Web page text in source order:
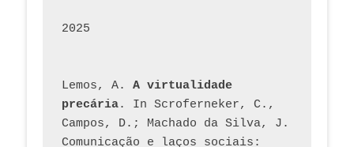
2025
Lemos, A. A virtualidade
precária. In Scroferneker, C.,
Campos, D.; Machado da Silva, J.
Comunicação e laços sociais: